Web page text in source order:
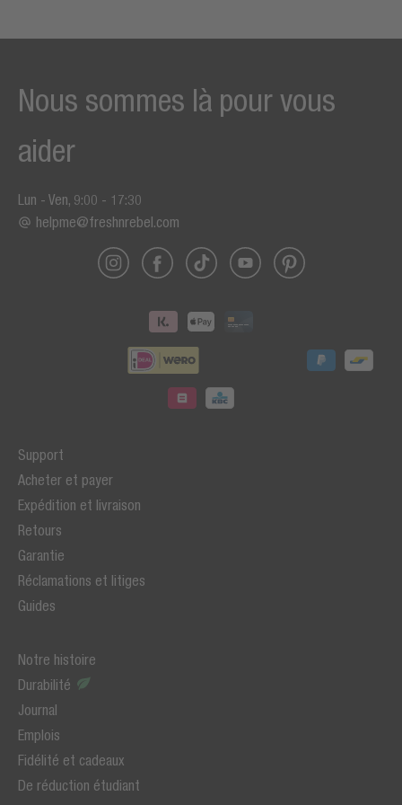
Support
Acheter et payer
Expédition et livraison
Retours
Garantie
Réclamations et litiges
Guides
Notre histoire
Durabilité
Journal
Emplois
Fidélité et cadeaux
De réduction étudiant
Nous sommes là pour vous
aider
Lun - Ven, 9:00 - 17:30
helpme@freshnrebel.com